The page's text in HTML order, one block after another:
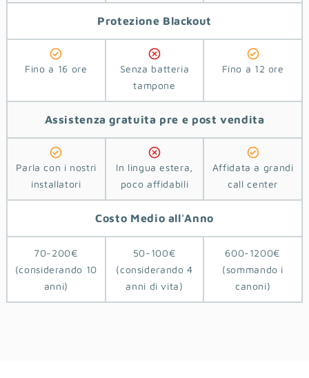
Protezione Blackout
Fino a 16 ore
Senza batteria
tampone
Fino a 12 ore
Assistenza gratuita pre e post vendita
Parla con i nostri
installatori
In lingua estera,
poco affidabili
Affidata a grandi
call center
Costo Medio all'Anno
70-200€
(considerando 10
anni)
50-100€
(considerando 4
anni di vita)
600-1200€
(sommando i
canoni)